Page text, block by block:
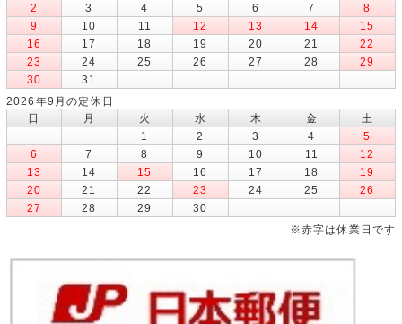
2
3 4 5 6 7
8
9
10 11 12 13 14
15
16
17 18 19 20 21
22
23
24 25 26 27 28
29
30
31
2026年9月の定休日
日
月 火 水 木 金
土
1
2 3 4
5
6
7 8 9 10 11
12
13
14 15 16 17 18
19
20
21 22 23 24 25
26
27
28 29
30
※赤字は休業日です